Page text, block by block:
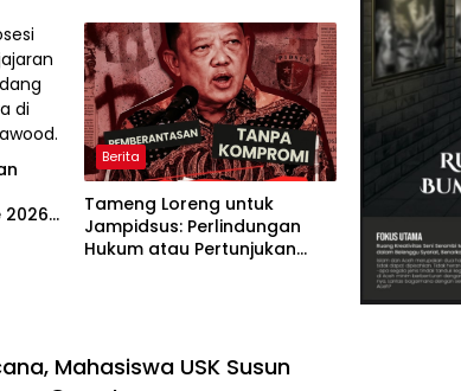
2026-
Berita
Tameng Loreng untuk
Jampidsus: Perlindungan
Hukum atau Pertunjukan
Mahasiswa USK Susun